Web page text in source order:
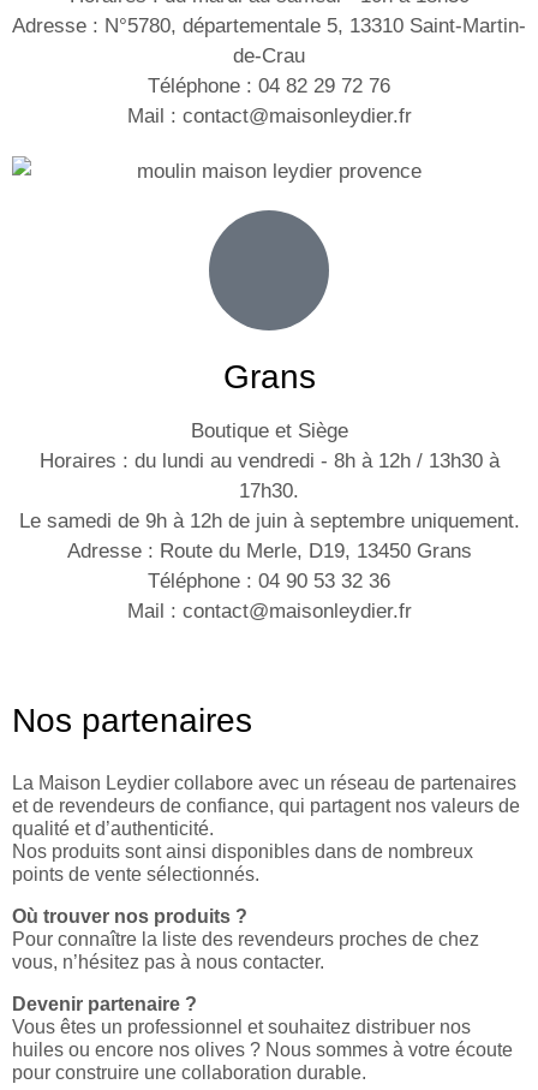
Adresse : N°5780, départementale 5, 13310 Saint-Martin-
de-Crau
Téléphone : 04 82 29 72 76
Mail : contact@maisonleydier.fr
Grans
Boutique et Siège
Horaires : du lundi au vendredi - 8h à 12h / 13h30 à
17h30.
Le samedi de 9h à 12h de juin à septembre uniquement.
Adresse : Route du Merle, D19, 13450 Grans
Téléphone : 04 90 53 32 36
Mail : contact@maisonleydier.fr
Nos partenaires
La Maison Leydier collabore avec un réseau de partenaires
et de revendeurs de confiance, qui partagent nos valeurs de
qualité et d’authenticité.
Nos produits sont ainsi disponibles dans de nombreux
points de vente sélectionnés.
Où trouver nos produits ?
Pour connaître la liste des revendeurs proches de chez
vous, n’hésitez pas à nous contacter.
Devenir partenaire ?
Vous êtes un professionnel et souhaitez distribuer nos
huiles ou encore nos olives ? Nous sommes à votre écoute
pour construire une collaboration durable.